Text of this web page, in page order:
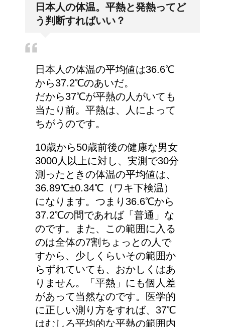
労災保険の請求で病院が
2か所の場合はどうなる
人が死ぬ前に感じる予感
や予兆の3パターン
車に子供を3人乗せる場
合は普通車？もしくはワ
ゴン？
日本人の体温。平熱と発熱ってど
う判断すればいい？
日本人の体温の平均値は36.6℃
から37.2℃のあいだ。
だから37℃が平熱の人がいても
当たり前。平熱は、人によって
ちがうのです。
10歳から50歳前後の健康な男女
3000人以上に対し、実測で30分
測ったときの体温の平均値は、
36.89℃±0.34℃（ワキ下検温）
になります。つまり36.6℃から
37.2℃の間であれば「普通」な
のです。また、この範囲に入る
のは全体の7割ちょっとの人で
すから、少しくらいその範囲か
らずれていても、おかしくはあ
りません。「平熱」にも個人差
があって当然なのです。医学的
に正しい測り方をすれば、37℃
はむしろ平均的な平熱の範囲内